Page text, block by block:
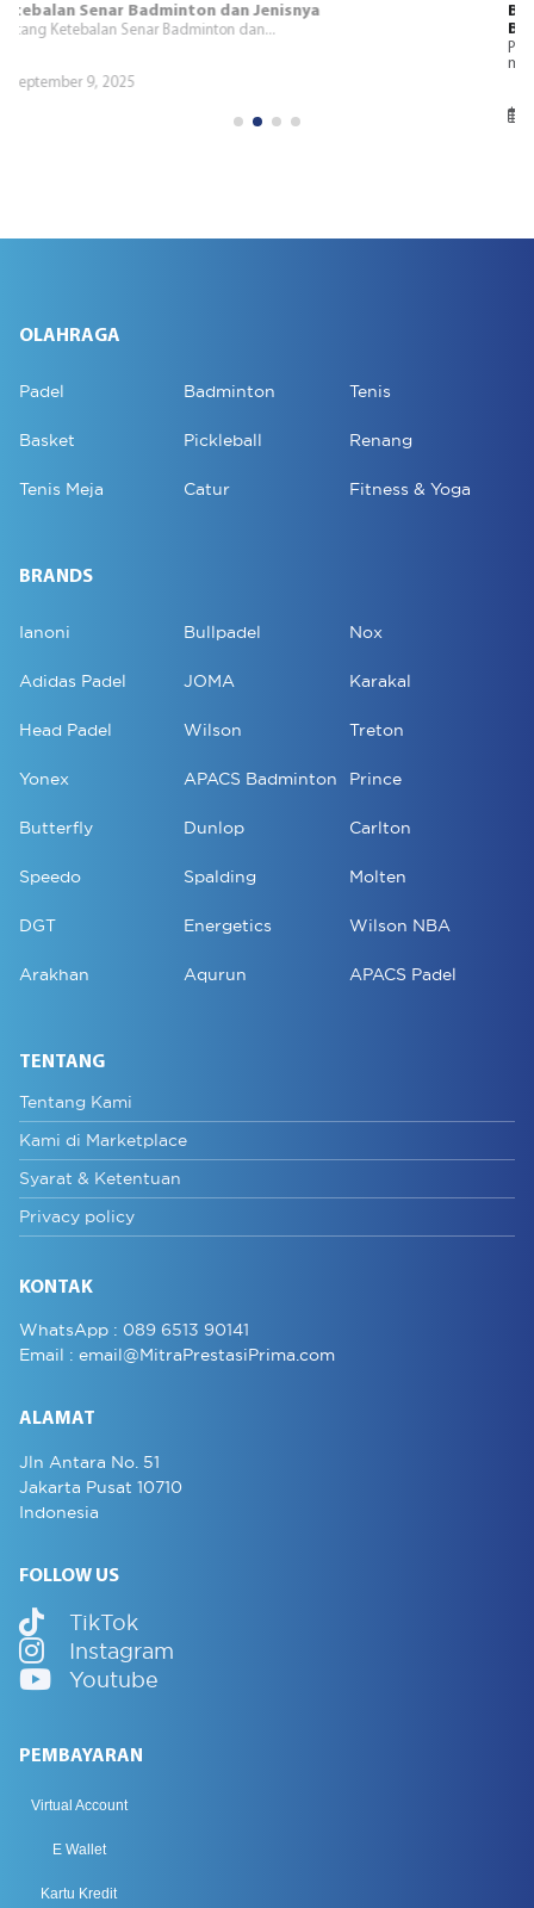
Bagaimana Ankle Support Meningkatkan Keseimbangan Saat
Berolahraga
OLAHRAGA
Padel Badminton Tenis
Basket Pickleball Renang
Tenis Meja Catur Fitness & Yoga
BRANDS
Ianoni Bullpadel Nox
Adidas Padel JOMA Karakal
Head Padel Wilson Treton
Yonex APACS Badminton Prince
Butterfly Dunlop Carlton
Speedo Spalding Molten
DGT Energetics Wilson NBA
Arakhan Aqurun APACS Padel
TENTANG
Tentang Kami
Kami di Marketplace
Syarat & Ketentuan
Privacy policy
KONTAK
WhatsApp : 089 6513 90141
Email : email@MitraPrestasiPrima.com
ALAMAT
Jln Antara No. 51
Jakarta Pusat 10710
Indonesia
FOLLOW US
TikTok
Instagram
Youtube
PEMBAYARAN
Virtual Account
E Wallet
Kartu Kredit